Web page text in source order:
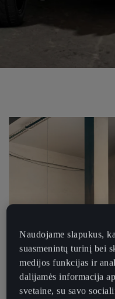
Naudojame slapukus,
suasmenintų turinį bei
medijos funkcijas ir
dalijamės informacija
svetaine, su savo